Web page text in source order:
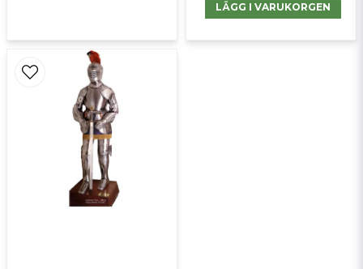
LÄGG I VARUKORGEN